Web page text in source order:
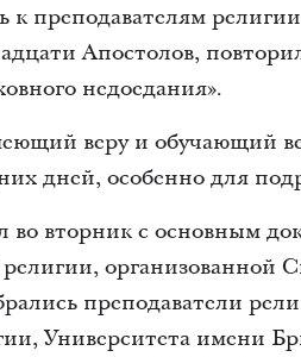
к преподавателям
Апостолов,
недоедания».
веру и обучающий
дней, особенно для
вторник с основным
организованной
преподаватели
Университета имени